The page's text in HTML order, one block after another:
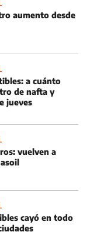
aumento desde
a cuánto
de nafta y
jueves
vuelven a
cayó en todo